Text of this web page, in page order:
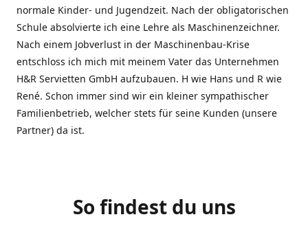
normale Kinder- und Jugendzeit. Nach der obligatorischen
Schule absolvierte ich eine Lehre als Maschinenzeichner.
Nach einem Jobverlust in der Maschinenbau-Krise
entschloss ich mich mit meinem Vater das Unternehmen
H&R Servietten GmbH aufzubauen. H wie Hans und R wie
René. Schon immer sind wir ein kleiner sympathischer
Familienbetrieb, welcher stets für seine Kunden (unsere
Partner) da ist.
So findest du uns